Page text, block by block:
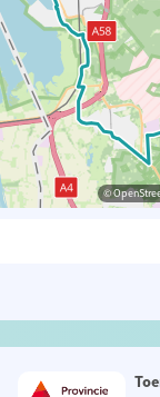
©